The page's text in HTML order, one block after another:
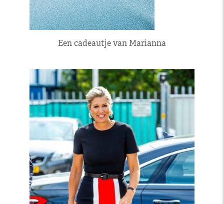
Een cadeautje van Marianna